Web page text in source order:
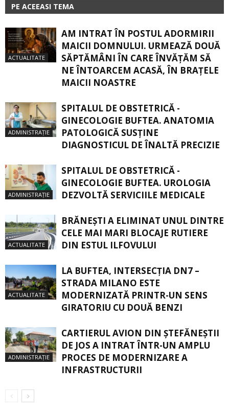
PE ACEEASI TEMA
ACTUALITATE
AM INTRAT ÎN POSTUL ADORMIRII
MAICII DOMNULUI. URMEAZĂ DOUĂ
SĂPTĂMÂNI ÎN CARE ÎNVĂŢĂM SĂ
NE ÎNTOARCEM ACASĂ, ÎN BRAŢELE
MAICII NOASTRE
ADMINISTRAȚIE
SPITALUL DE OBSTETRICĂ -
GINECOLOGIE BUFTEA. ANATOMIA
PATOLOGICĂ SUSŢINE
DIAGNOSTICUL DE ÎNALTĂ PRECIZIE
ADMINISTRAȚIE
SPITALUL DE OBSTETRICĂ -
GINECOLOGIE BUFTEA. UROLOGIA
DEZVOLTĂ SERVICIILE MEDICALE
ACTUALITATE
BRĂNEȘTI A ELIMINAT UNUL DINTRE
CELE MAI MARI BLOCAJE RUTIERE
DIN ESTUL ILFOVULUI
ACTUALITATE
LA BUFTEA, INTERSECŢIA DN7 –
STRADA MILANO ESTE
MODERNIZATĂ PRINTR-UN SENS
GIRATORIU CU DOUĂ BENZI
ADMINISTRAȚIE
CARTIERUL AVION DIN ŞTEFĂNEŞTII
DE JOS A INTRAT ÎNTR-UN AMPLU
PROCES DE MODERNIZARE A
INFRASTRUCTURII